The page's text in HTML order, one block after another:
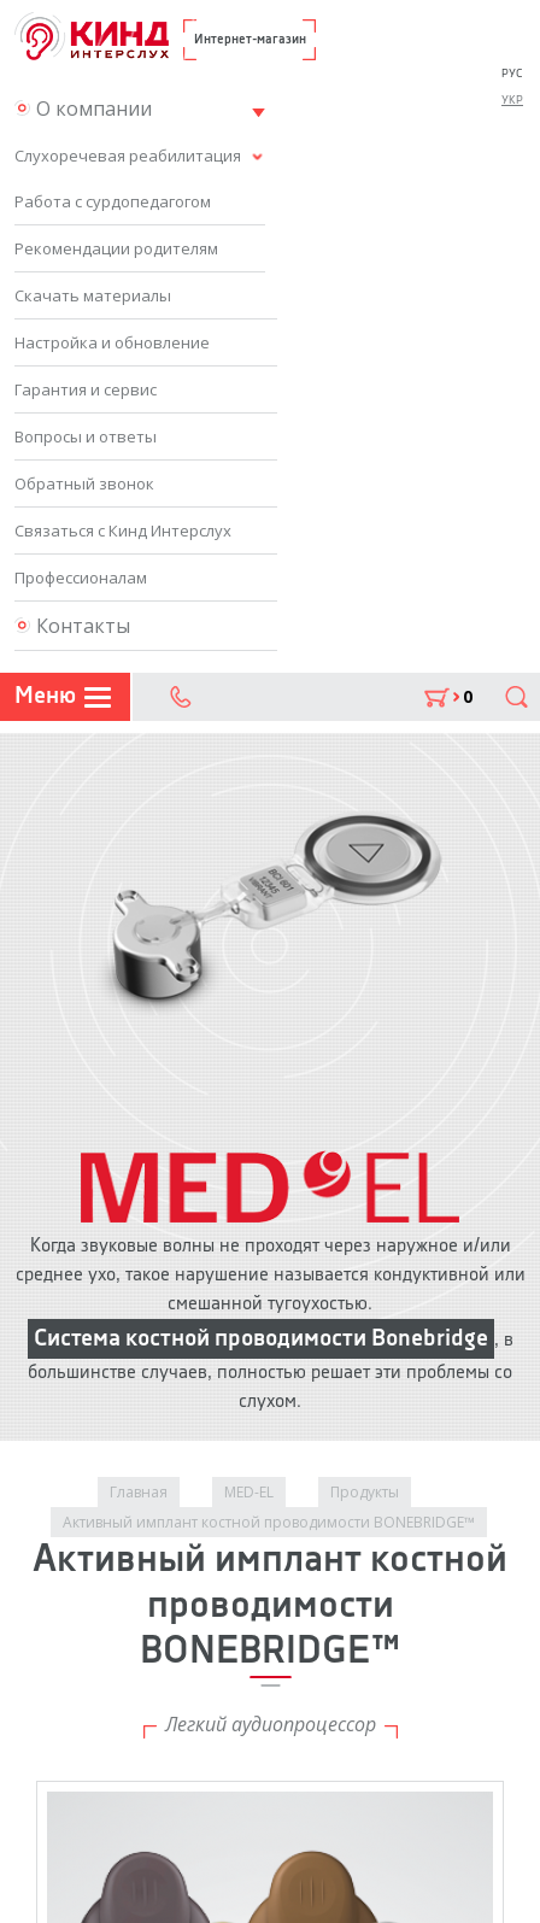
Интернет-магазин
О компании
Слухоречевая реабилитация
Работа с сурдопедагогом
Рекомендации родителям
Скачать материалы
Настройка и обновление
Гарантия и сервис
Вопросы и ответы
Обратный звонок
Связаться с Кинд Интерслух
Профессионалам
Контакты
РУС
УКР
Меню
Поиск
0
Когда звуковые волны не проходят через наружное и/или
среднее ухо, такое нарушение называется кондуктивной или
смешанной тугоухостью.
Система костной проводимости Bonebridge , в
большинстве случаев, полностью решает эти проблемы со
слухом.
Вы здесьГлавная MED-EL
Продукты
Активный имплант костной проводимости BONEBRIDGE™
Активный имплант костной
проводимости
BONEBRIDGE™
Легкий аудиопроцессор